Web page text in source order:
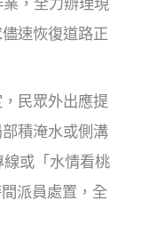
速恢復道路正
民眾外出應提
積淹水或側溝
或「水情看桃
派員處置，全